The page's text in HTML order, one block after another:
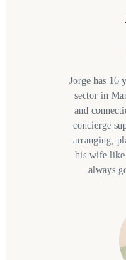
Jorge has 16
sector in
and
concierge
arranging,
his wife like
always